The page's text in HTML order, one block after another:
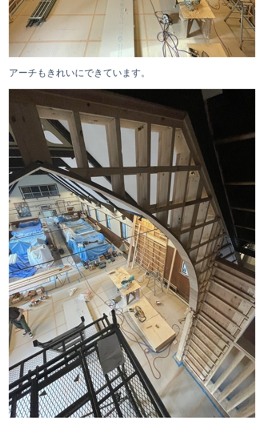
アーチもきれいにできています。